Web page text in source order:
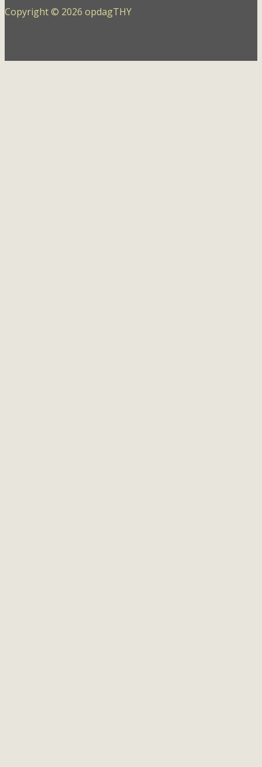
Copyright © 2026 opdagTHY